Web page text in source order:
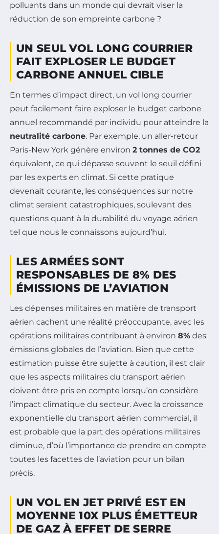
polluants dans un monde qui devrait viser la
réduction de son empreinte carbone ?
UN SEUL VOL LONG COURRIER
FAIT EXPLOSER LE BUDGET
CARBONE ANNUEL CIBLE
En termes d’impact direct, un vol long courrier
peut facilement faire exploser le budget carbone
annuel recommandé par individu pour atteindre la
neutralité carbone. Par exemple, un aller-retour
Paris-New York génère environ 2 tonnes de CO2
équivalent, ce qui dépasse souvent le seuil défini
par les experts en climat. Si cette pratique
devenait courante, les conséquences sur notre
climat seraient catastrophiques, soulevant des
questions quant à la durabilité du voyage aérien
tel que nous le connaissons aujourd’hui.
LES ARMÉES SONT
RESPONSABLES DE 8% DES
ÉMISSIONS DE L’AVIATION
Les dépenses militaires en matière de transport
aérien cachent une réalité préoccupante, avec les
opérations militaires contribuant à environ 8% des
émissions globales de l’aviation. Bien que cette
estimation puisse être sujette à caution, il est clair
que les aspects militaires du transport aérien
doivent être pris en compte lorsqu’on considère
l’impact climatique du secteur. Avec la croissance
exponentielle du transport aérien commercial, il
est probable que la part des opérations militaires
diminue, d’où l’importance de prendre en compte
toutes les facettes de l’aviation pour un bilan
précis.
UN VOL EN JET PRIVÉ EST EN
MOYENNE 10X PLUS ÉMETTEUR
DE GAZ À EFFET DE SERRE